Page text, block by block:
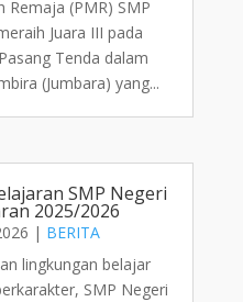
Remaja (PMR) SMP
Juara III pada
Tenda dalam
(Jumbara) yang...
SMP Negeri
2025/2026
| BERITA
lingkungan belajar
SMP Negeri